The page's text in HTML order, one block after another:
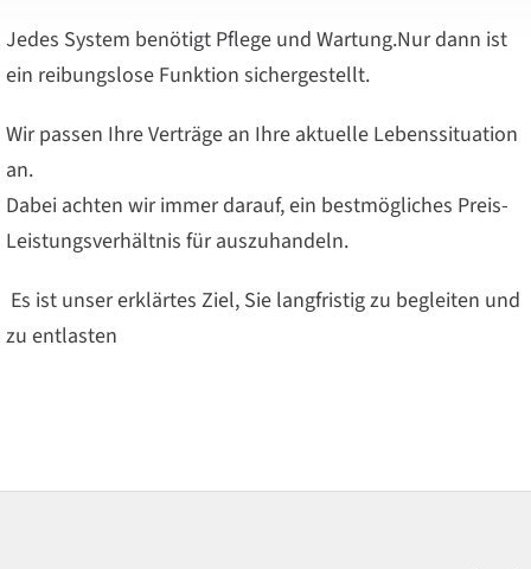
Jedes System benötigt Pflege und Wartung.Nur dann ist
ein reibungslose Funktion sichergestellt.
Wir passen Ihre Verträge an Ihre aktuelle Lebenssituation
an.
Dabei achten wir immer darauf, ein bestmögliches Preis-
Leistungsverhältnis für auszuhandeln.
Es ist unser erklärtes Ziel, Sie langfristig zu begleiten und
zu entlasten